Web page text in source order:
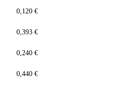
0,120 €
0,393 €
0,240 €
0,440 €